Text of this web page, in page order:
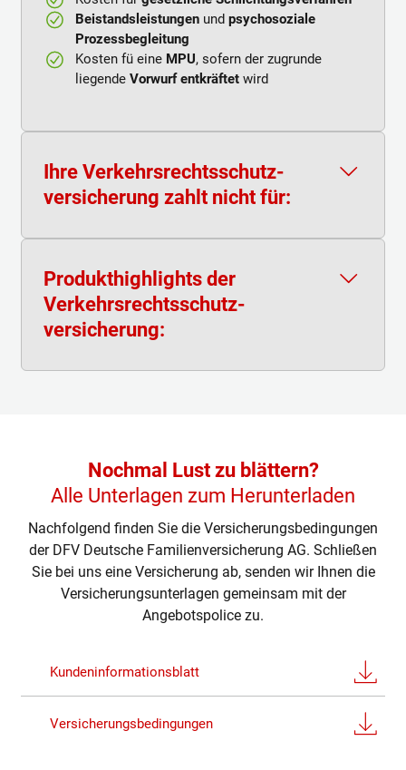
Beistandsleistungen und psychosoziale
Prozessbegleitung
Kosten fü eine MPU, sofern der zu­grunde
liegende Vorwurf entkräftet wird
Ihre Verkehrsrechts­schutz­
versicherung zahlt nicht für:
Interessen gegen uns
oder
Schaden­abwicklungs­unternehmen
Rechtsschutzfälle, die bereits
Versicherungs­beginn eingetreten
Rechtsschutzfällein Bereichen, in denen Sie
Insolvenzverfahren
Produkthighlights der
Verkehrsrechtsschutz­
versicherung:
Nochmal Lust zu blättern?
Alle Unterlagen zum Herunterladen
Nachfolgend finden Sie die Versicherungsbedingungen
der DFV Deutsche Familienversicherung AG. Schließen
Sie bei uns eine Versicherung ab, senden wir Ihnen die
Versicherungsunterlagen gemeinsam mit der
Angebotspolice zu.
Kundeninformationsblatt
Versicherungsbedingungen